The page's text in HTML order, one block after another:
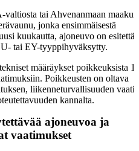
tai Ahvenanmaan
jonka ensimmäisestä
kuukautta, ajoneuvo on
tai EY-tyyppihyväksytty.
määräykset poikkeuksista 1
Poikkeusten on oltava
liikenneturvallisuuden
kannalta.
ajoneuvoa ja
vaatimukset